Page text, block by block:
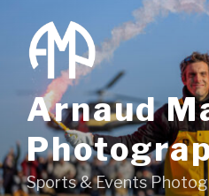
contenu
principal
Arnaud
Sports & Events